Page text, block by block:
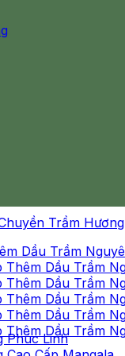
Phúc Linh
Trầm Hương